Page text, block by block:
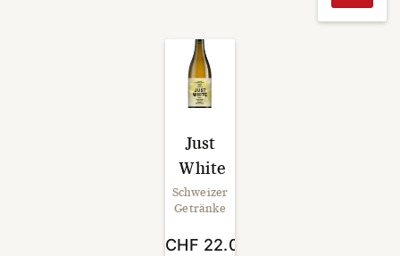
Dieses
Just
White
Schweizer
Getränke
CHF 22.00